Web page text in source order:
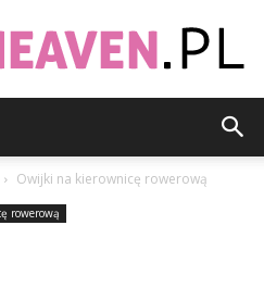
Owijki na kierownicę rowerową
rowerową